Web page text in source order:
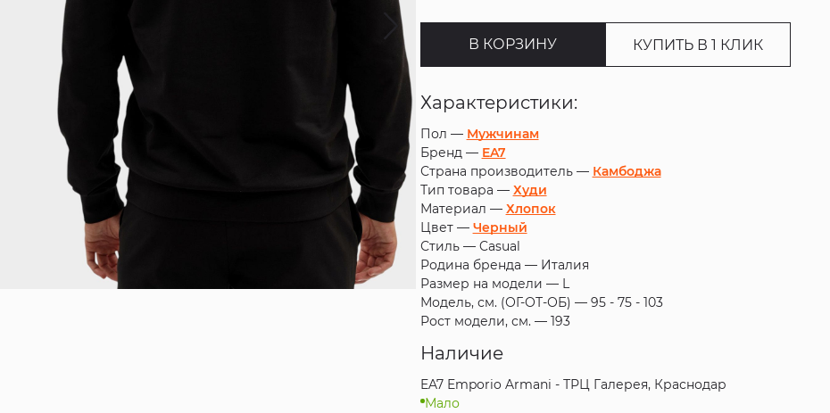
В КОРЗИНУ КУПИТЬ В 1 КЛИК
Характеристики:
Пол — Мужчинам
Бренд — EA7
Страна производитель — Камбоджа
Тип товара — Худи
Материал — Хлопок
Цвет — Черный
Стиль — Casual
Родина бренда — Италия
Размер на модели — L
Модель, см. (ОГ-ОТ-ОБ) — 95 - 75 - 103
Рост модели, см. — 193
Наличие
EA7 Emporio Armani - ТРЦ Галерея, Краснодар
Мало